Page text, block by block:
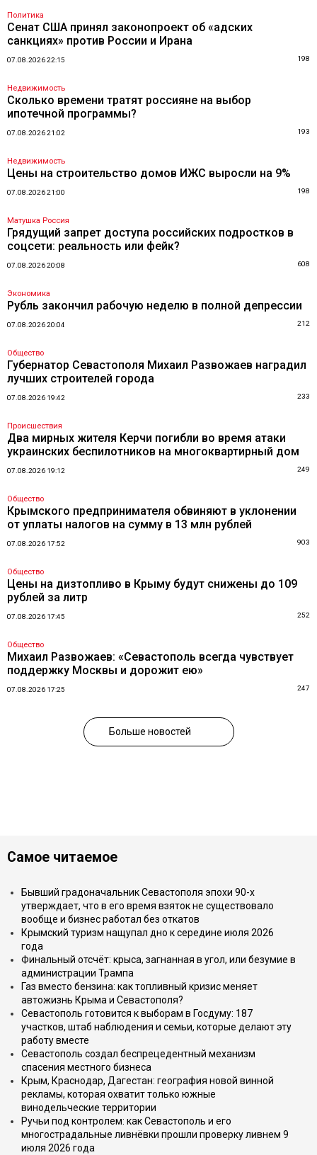
Политика
Сенат США принял законопроект об «адских
санкциях» против России и Ирана
07.08.2026 22:15 198
Недвижимость
Сколько времени тратят россияне на выбор
ипотечной программы?
07.08.2026 21:02 193
Недвижимость
Цены на строительство домов ИЖС выросли на 9%
07.08.2026 21:00 198
Матушка Россия
Грядущий запрет доступа российских подростков в
соцсети: реальность или фейк?
07.08.2026 20:08 608
Экономика
Рубль закончил рабочую неделю в полной депрессии
07.08.2026 20:04 212
Общество
Губернатор Севастополя Михаил Развожаев наградил
лучших строителей города
07.08.2026 19:42 233
Происшествия
Два мирных жителя Керчи погибли во время атаки
украинских беспилотников на многоквартирный дом
07.08.2026 19:12 249
Общество
Крымского предпринимателя обвиняют в уклонении
от уплаты налогов на сумму в 13 млн рублей
07.08.2026 17:52 903
Общество
Цены на дизтопливо в Крыму будут снижены до 109
рублей за литр
07.08.2026 17:45 252
Общество
Михаил Развожаев: «Севастополь всегда чувствует
поддержку Москвы и дорожит ею»
07.08.2026 17:25 247
Больше новостей
Самое читаемое
Бывший градоначальник Севастополя эпохи 90-х
утверждает, что в его время взяток не существовало
вообще и бизнес работал без откатов
Крымский туризм нащупал дно к середине июля 2026
года
Финальный отсчёт: крыса, загнанная в угол, или безумие в
администрации Трампа
Газ вместо бензина: как топливный кризис меняет
автожизнь Крыма и Севастополя?
Севастополь готовится к выборам в Госдуму: 187
участков, штаб наблюдения и семьи, которые делают эту
работу вместе
Севастополь создал беспрецедентный механизм
спасения местного бизнеса
Крым, Краснодар, Дагестан: география новой винной
рекламы, которая охватит только южные
винодельческие территории
Ручьи под контролем: как Севастополь и его
многострадальные ливнёвки прошли проверку ливнем 9
июля 2026 года